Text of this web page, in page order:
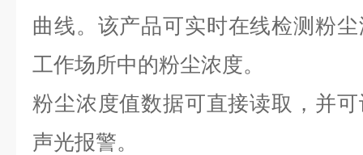
曲线。 该产品可实时在线检测粉
工作场所中的粉尘浓度。
粉尘浓度值数据可直接读取，并
声光报警。